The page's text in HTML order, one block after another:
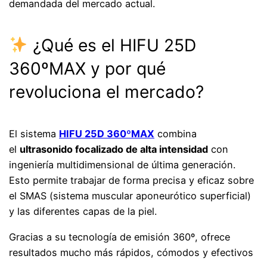
demandada del mercado actual.
¿Qué es el HIFU 25D
360ºMAX y por qué
revoluciona el mercado?
El sistema HIFU 25D 360ºMAX combina
el ultrasonido focalizado de alta intensidad con
ingeniería multidimensional de última generación.
Esto permite trabajar de forma precisa y eficaz sobre
el SMAS (sistema muscular aponeurótico superficial)
y las diferentes capas de la piel.
Gracias a su tecnología de emisión 360º, ofrece
resultados mucho más rápidos, cómodos y efectivos